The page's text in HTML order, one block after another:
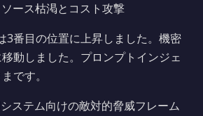
ース枯渇とコスト攻撃
3番目の位置に上昇しました。機密
動しました。プロンプトインジェ
です。
ステム向けの敵対的脅威フレーム